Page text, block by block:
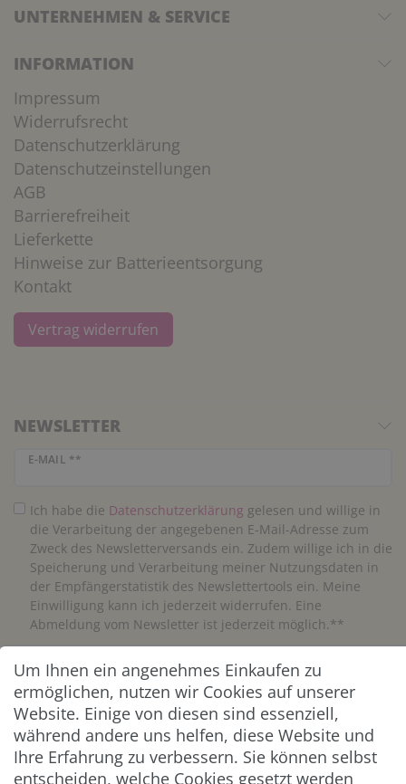
UNTERNEHMEN & SERVICE
INFORMATION
Impressum
Widerrufsrecht
Datenschutzerklärung
Datenschutzeinstellungen
AGB
Barrierefreiheit
Lieferkette
Hinweise zur Batterieentsorgung
Kontakt
Vertrag widerrufen
NEWSLETTER
E-MAIL **
Newsletter Honig
Ich habe die Daten­schutz­erklärung gelesen und willige in
die Verarbeitung der angegebenen E-Mail-Adresse zum
Zweck des Newsletterversands ein. Zudem willige ich in die
Speicherung und Verarbeitung meiner Nutzungsdaten in
der Empfängerstatistik des Newslettertools ein. Meine
Einwilligung kann ich jederzeit widerrufen. Eine
Abmeldung vom Newsletter ist jederzeit möglich.**
Abonnieren
** Hierbei handelt es sich um ein Pflichtfeld.
ZAHLUNG & VERSAND
Um Ihnen ein angenehmes Einkaufen zu
ermöglichen, nutzen wir Cookies auf unserer
Website. Einige von diesen sind essenziell,
während andere uns helfen, diese Website und
Ihre Erfahrung zu verbessern. Sie können selbst
entscheiden, welche Cookies gesetzt werden